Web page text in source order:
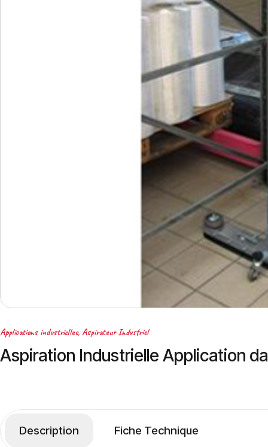
Applications industrielles, Aspirateur Industriel
Aspiration Industrielle Application
Description Fiche Technique